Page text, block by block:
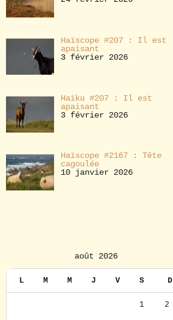
Haïscope #207 : Il est
apaisant
3 février 2026
Haïku #207 : Il est
apaisant
3 février 2026
Haïscope #2167 : Tête
cagoulée
10 janvier 2026
août 2026
L M M J V S D
1 2